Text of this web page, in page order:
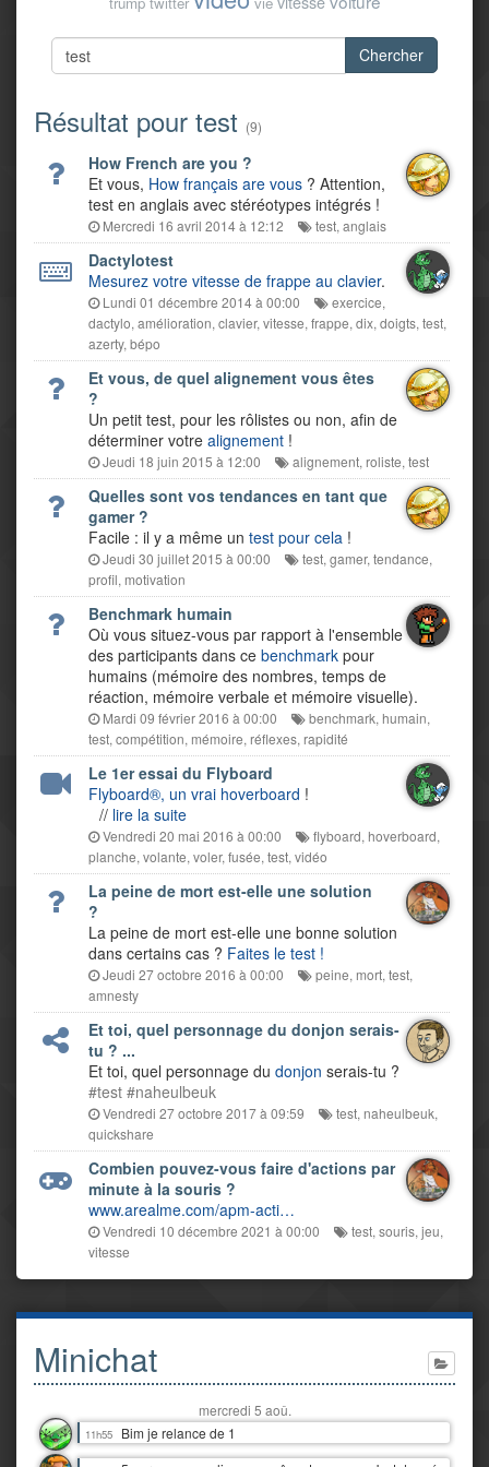
Chercher
Résultat pour test (9)
How French are you ?
Et vous, How français are vous ? Attention,
test en anglais avec stéréotypes intégrés !
Mercredi 16 avril 2014 à 12:12 test, anglais
Dactylotest
Mesurez votre vitesse de frappe au clavier.
Lundi 01 décembre 2014 à 00:00 exercice,
dactylo, amélioration, clavier, vitesse, frappe, dix, doigts, test,
azerty, bépo
Et vous, de quel alignement vous êtes
?
Un petit test, pour les rôlistes ou non, afin de
déterminer votre alignement !
Jeudi 18 juin 2015 à 12:00 alignement, roliste, test
Quelles sont vos tendances en tant que
gamer ?
Facile : il y a même un test pour cela !
Jeudi 30 juillet 2015 à 00:00 test, gamer, tendance,
profil, motivation
Benchmark humain
Où vous situez-vous par rapport à l'ensemble
des participants dans ce benchmark pour
humains (mémoire des nombres, temps de
réaction, mémoire verbale et mémoire visuelle).
Mardi 09 février 2016 à 00:00 benchmark, humain,
test, compétition, mémoire, réflexes, rapidité
Le 1er essai du Flyboard
Flyboard®, un vrai hoverboard !
// lire la suite
Vendredi 20 mai 2016 à 00:00 flyboard, hoverboard,
planche, volante, voler, fusée, test, vidéo
La peine de mort est-elle une solution
?
La peine de mort est-elle une bonne solution
dans certains cas ? Faites le test !
Jeudi 27 octobre 2016 à 00:00 peine, mort, test,
amnesty
Et toi, quel personnage du donjon serais-
tu ? ...
Et toi, quel personnage du donjon serais-tu ?
#test #naheulbeuk
Vendredi 27 octobre 2017 à 09:59 test, naheulbeuk,
quickshare
Combien pouvez-vous faire d'actions par
minute à la souris ?
www.arealme.com/apm-acti…
Vendredi 10 décembre 2021 à 00:00 test, souris, jeu,
vitesse
Minichat
mercredi 5 aoû.
11h55 Bim je relance de 1